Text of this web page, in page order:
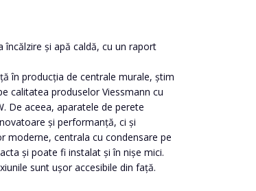
încălzire și apă caldă, cu un raport
în producția de centrale murale, știm
calitatea produselor Viessmann cu
De aceea, aparatele de perete
și performanță, ci și
moderne, centrala cu condensare pe
și poate fi instalat și în nișe mici.
sunt ușor accesibile din față.